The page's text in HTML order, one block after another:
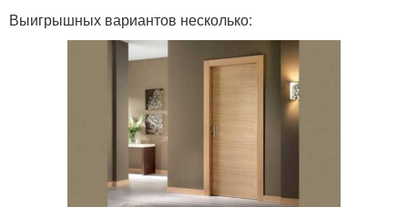
Выигрышных вариантов несколько: